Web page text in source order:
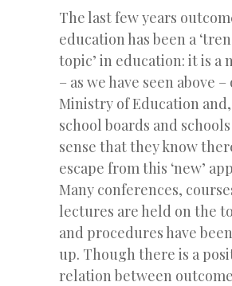
The last few years
education has been a
topic’ in education: it is a
– as we have seen above
Ministry of Education
school boards and
sense that they know
escape from this ‘new’
Many conferences,
lectures are held on the
and procedures have
up. Though there is a
relation between